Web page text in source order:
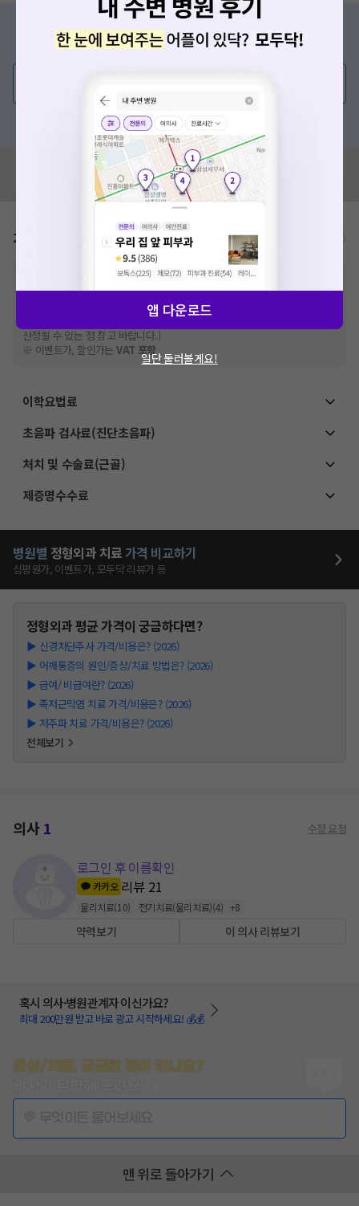
증상/치료, 궁금한 점이 있나요?
의사가 직접 답해드려요!
혹은, 의료상담 서비스에 다양한 게시글 보러가기
혹시 잘못된 병원정보가 있나요?
모두닥 팀에 알려주세요!
가격표 비급여/급여 진료란?
추가비용 등으로 실제 가격과 상이할 수 있으니, 정확
한 가격은 해당 의료기관에 직접 문의해주세요.
건강보험심사평가원에 고지되어 있는 급여 진료 기준 가
격입니다. (진료와 연관된 복합적인 비용이 추가되어, 병원마다 금액이 다르게
산정될 수 있는 점 참고 바랍니다.)
※ 이벤트가, 할인가는VAT 포함
이학요법료
초음파 검사료(진단초음파)
처치 및 수술료(근골)
제증명수수료
병원별 정형외과 치료가격 비교하기
심평원가, 이벤트가, 모두닥 리뷰가 등
정형외과평균 가격이 궁금하다면?
▶ 신경차단주사 가격/비용은? (2026)
▶ 어깨통증의 원인/증상/치료 방법은? (2026)
▶ 급여/ 비급여란? (2026)
▶ 족저근막염 치료 가격/비용은? (2026)
▶ 저주파 치료 가격/비용은? (2026)
전체보기
의사1 수정 요청
로그인 후 이름확인
카카오 리뷰 21
물리치료(10) 전기치료(물리치료)(4) +8
약력보기 이 의사 리뷰보기
혹시 의사·병원관계자 이신가요?
최대 200만원 받고 바로 광고 시작하세요! 💰💰
증상/치료, 궁금한 점이 있나요?
맨 위로 돌아가기
앱 다운로드
일단 둘러볼게요!